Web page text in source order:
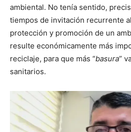
ambiental. No tenía sentido,
tiempos de invitación recurrente
protección y promoción de un
resulte económicamente más
reciclaje, para que más “basura”
sanitarios.